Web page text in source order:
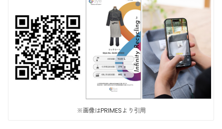
※画像はPRIMESより引用